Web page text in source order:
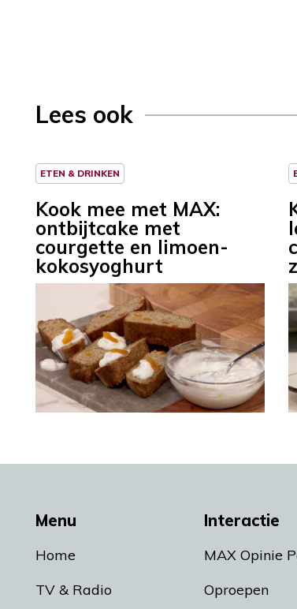
Lees ook
ETEN & DRINKEN
Kook mee met MAX:
ontbijtcake met
courgette en limoen-
kokosyoghurt
Menu
Home
TV & Radio
Interactie
MAX Opinie
Oproepen